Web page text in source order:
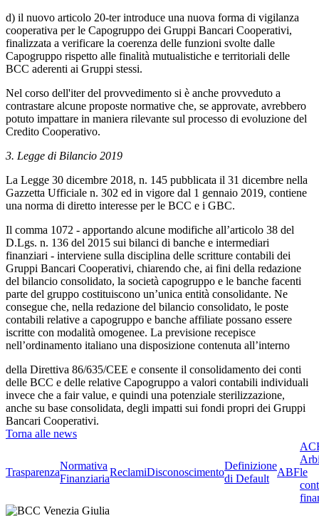
d) il nuovo articolo 20-ter introduce una nuova forma di vigilanza
cooperativa per le Capogruppo dei Gruppi Bancari Cooperativi,
finalizzata a verificare la coerenza delle funzioni svolte dalle
Capogruppo rispetto alle finalità mutualistiche e territoriali delle
BCC aderenti ai Gruppi stessi.
Nel corso dell'iter del provvedimento si è anche provveduto a
contrastare alcune proposte normative che, se approvate, avrebbero
potuto impattare in maniera rilevante sul processo di evoluzione del
Credito Cooperativo.
3. Legge di Bilancio 2019
La Legge 30 dicembre 2018, n. 145 pubblicata il 31 dicembre nella
Gazzetta Ufficiale n. 302 ed in vigore dal 1 gennaio 2019, contiene
una norma di diretto interesse per le BCC e i GBC.
Il comma 1072 - apportando alcune modifiche all’articolo 38 del
D.Lgs. n. 136 del 2015 sui bilanci di banche e intermediari
finanziari - interviene sulla disciplina delle scritture contabili dei
Gruppi Bancari Cooperativi, chiarendo che, ai fini della redazione
del bilancio consolidato, la società capogruppo e le banche facenti
parte del gruppo costituiscono un’unica entità consolidante. Ne
consegue che, nella redazione del bilancio consolidato, le poste
contabili relative a capogruppo e banche affiliate possano essere
iscritte con modalità omogenee. La previsione recepisce
nell’ordinamento italiano una disposizione contenuta all’interno
della Direttiva 86/635/CEE e consente il consolidamento dei conti
delle BCC e delle relative Capogruppo a valori contabili individuali
invece che a fair value, e quindi una potenziale sterilizzazione,
anche su base consolidata, degli impatti sui fondi propri dei Gruppi
Bancari Cooperativi.
Torna alle news
Trasparenza
Normativa
Finanziaria
ReclamiDisconoscimento
Definizione
di Default
ABFle